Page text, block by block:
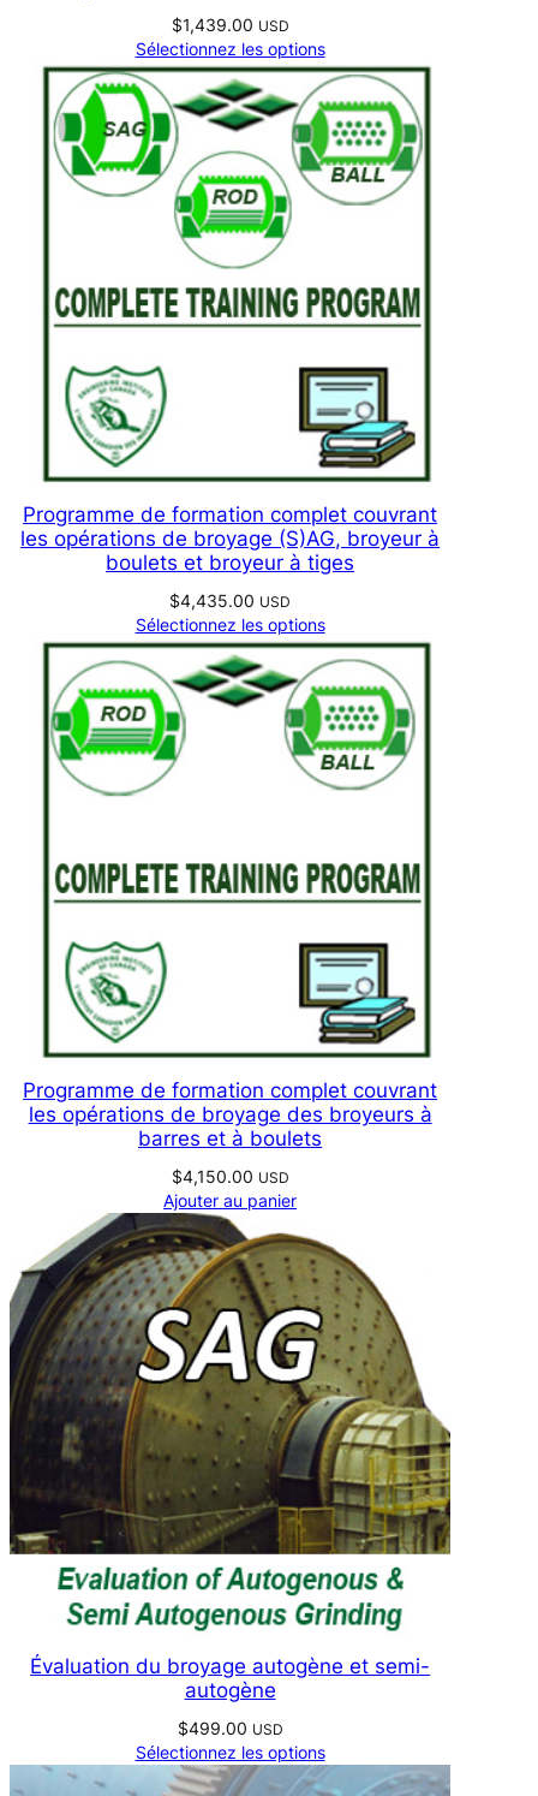
$1,439.00 USD
Sélectionnez les options
Programme de formation complet couvrant
les opérations de broyage (S)AG, broyeur à
boulets et broyeur à tiges
$4,435.00 USD
Sélectionnez les options
Programme de formation complet couvrant
les opérations de broyage des broyeurs à
barres et à boulets
$4,150.00 USD
Ajouter au panier
Évaluation du broyage autogène et semi-
autogène
$499.00 USD
Sélectionnez les options